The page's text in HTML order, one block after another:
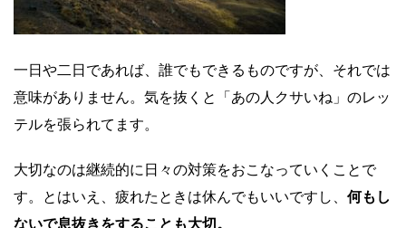
一日や二日であれば、誰でもできるものですが、それでは
意味がありません。気を抜くと「あの人クサいね」のレッ
テルを張られてます。
大切なのは継続的に日々の対策をおこなっていくことで
す。とはいえ、疲れたときは休んでもいいですし、 何もし
ないで息抜きをすることも大切。